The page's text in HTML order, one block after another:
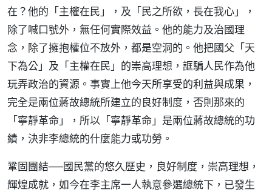
在？他的「主權在民」，及「民之所欲，長在我心」，
除了喊口號外，無任何實際效益。他的能力及治國理
念，除了擁抱權位不放外，都是空洞的。他把國父「天
下為公」及「主權在民」的崇高理想，誆騙人民作為他
玩弄政治的資源。事實上他今天所享受的利益與成果，
完全是兩位蔣故總統所建立的良好制度，否則那來的
「寧靜革命」，所以「寧靜革命」是兩位蔣故總統的功
績，決非李總統的什麼能力或功勞。
鞏固團結──國民黨的悠久歷史，良好制度，崇高理想，
輝煌成就，如今在李主席一人執意參選總統下，已發生